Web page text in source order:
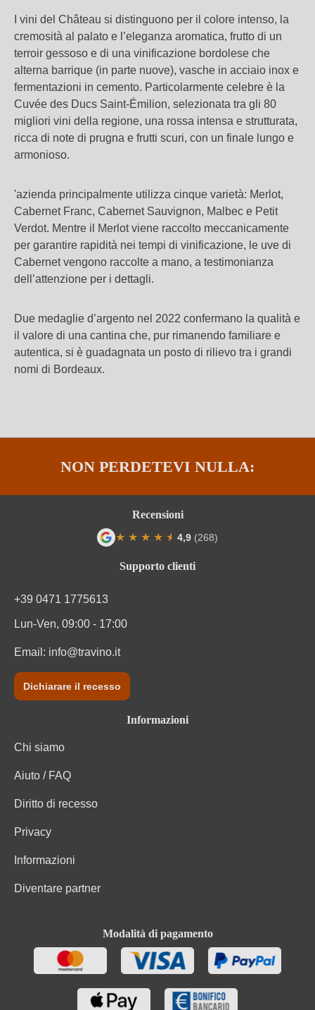
I vini del Château si distinguono per il colore intenso, la
cremosità al palato e l’eleganza aromatica, frutto di un
terroir gessoso e di una vinificazione bordolese che
alterna barrique (in parte nuove), vasche in acciaio inox e
fermentazioni in cemento. Particolarmente celebre è la
Cuvée des Ducs Saint-Émilion, selezionata tra gli 80
migliori vini della regione, una rossa intensa e strutturata,
ricca di note di prugna e frutti scuri, con un finale lungo e
armonioso.
'azienda principalmente utilizza cinque varietà: Merlot,
Cabernet Franc, Cabernet Sauvignon, Malbec e Petit
Verdot. Mentre il Merlot viene raccolto meccanicamente
per garantire rapidità nei tempi di vinificazione, le uve di
Cabernet vengono raccolte a mano, a testimonianza
dell’attenzione per i dettagli.
Due medaglie d’argento nel 2022 confermano la qualità e
il valore di una cantina che, pur rimanendo familiare e
autentica, si è guadagnata un posto di rilievo tra i grandi
nomi di Bordeaux.
NON PERDETEVI NULLA:
Supporto clienti
+39 0471 1775613
Lun-Ven, 09:00 - 17:00
Email: info@travino.it
Dichiarare il recesso
Informazioni
Chi siamo
Aiuto / FAQ
Diritto di recesso
Privacy
Informazioni
Diventare partner
Modalità di pagamento
Recensioni
★ ★ ★ ★ ★
★ 4,9 (268)